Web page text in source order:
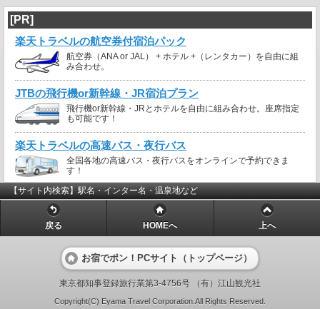
[PR]
楽天トラベルの航空券付宿泊パック
航空券（ANA or JAL） + ホテル +（レンタカー）を自由に組
み合わせ。
JTBの飛行機or新幹線・JR宿泊プラン
飛行機or新幹線・JRとホテルを自由に組み合わせ。座席指定
も可能です！
楽天トラベルの高速バス・夜行バス
全国各地の高速バス・夜行バスをオンラインで予約できま
す！
【サイト内検索】駅名・インター名・温泉地など
戻る HOMEへ 上へ
お宿でポン！PCサイト（トップページ）
東京都知事登録旅行業第3-4756号 （有）江山観光社
Copyright(C) Eyama Travel Corporation.All Rights Reserved.